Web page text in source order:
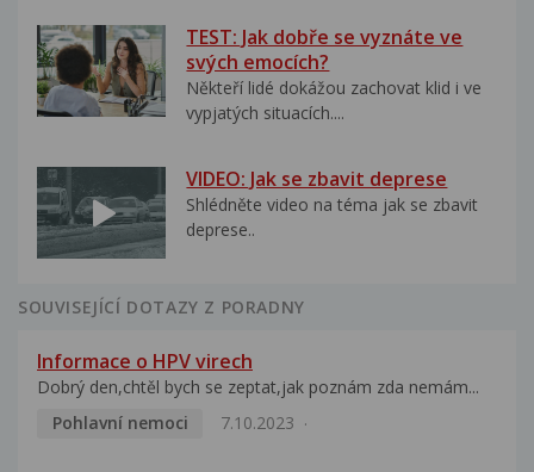
TEST: Jak dobře se vyznáte ve
svých emocích?
Někteří lidé dokážou zachovat klid i ve
vypjatých situacích....
VIDEO: Jak se zbavit deprese
Shlédněte video na téma jak se zbavit
deprese..
SOUVISEJÍCÍ DOTAZY Z PORADNY
Informace o HPV virech
Dobrý den,chtěl bych se zeptat,jak poznám zda nemám...
Pohlavní nemoci
7.10.2023